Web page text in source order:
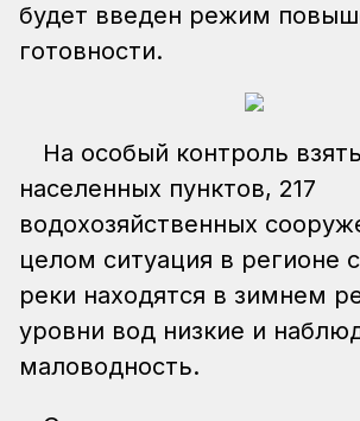
будет введен режим
готовности.
На особый контроль
населенных пунктов, 217
водохозяйственных
целом ситуация в регионе
реки находятся в зимнем
уровни вод низкие и
маловодность.